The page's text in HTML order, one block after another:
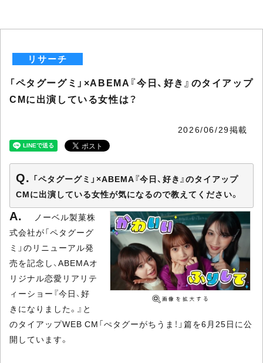
リサーチ
「ペタグーグミ」×ABEMA『今日、好き』のタイアップ
CMに出演している女性は？
2026/06/29掲載
「ペタグーグミ」×ABEMA『今日、好き』のタイアップ
CMに出演している女性が気になるので教えてください。
ノーベル製菓株
式会社が「ペタグーグ
ミ」のリニューアル発
売を記念し、ABEMAオ
リジナル恋愛リアリテ
ィーショー『今日、好
きになりました。』と
のタイアップWEB CM「ぺタグーがちうま！」篇を6月25日に公
開しています。